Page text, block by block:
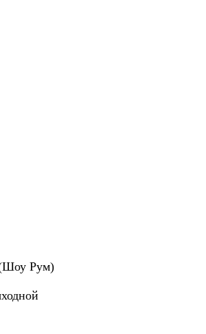
Рум)